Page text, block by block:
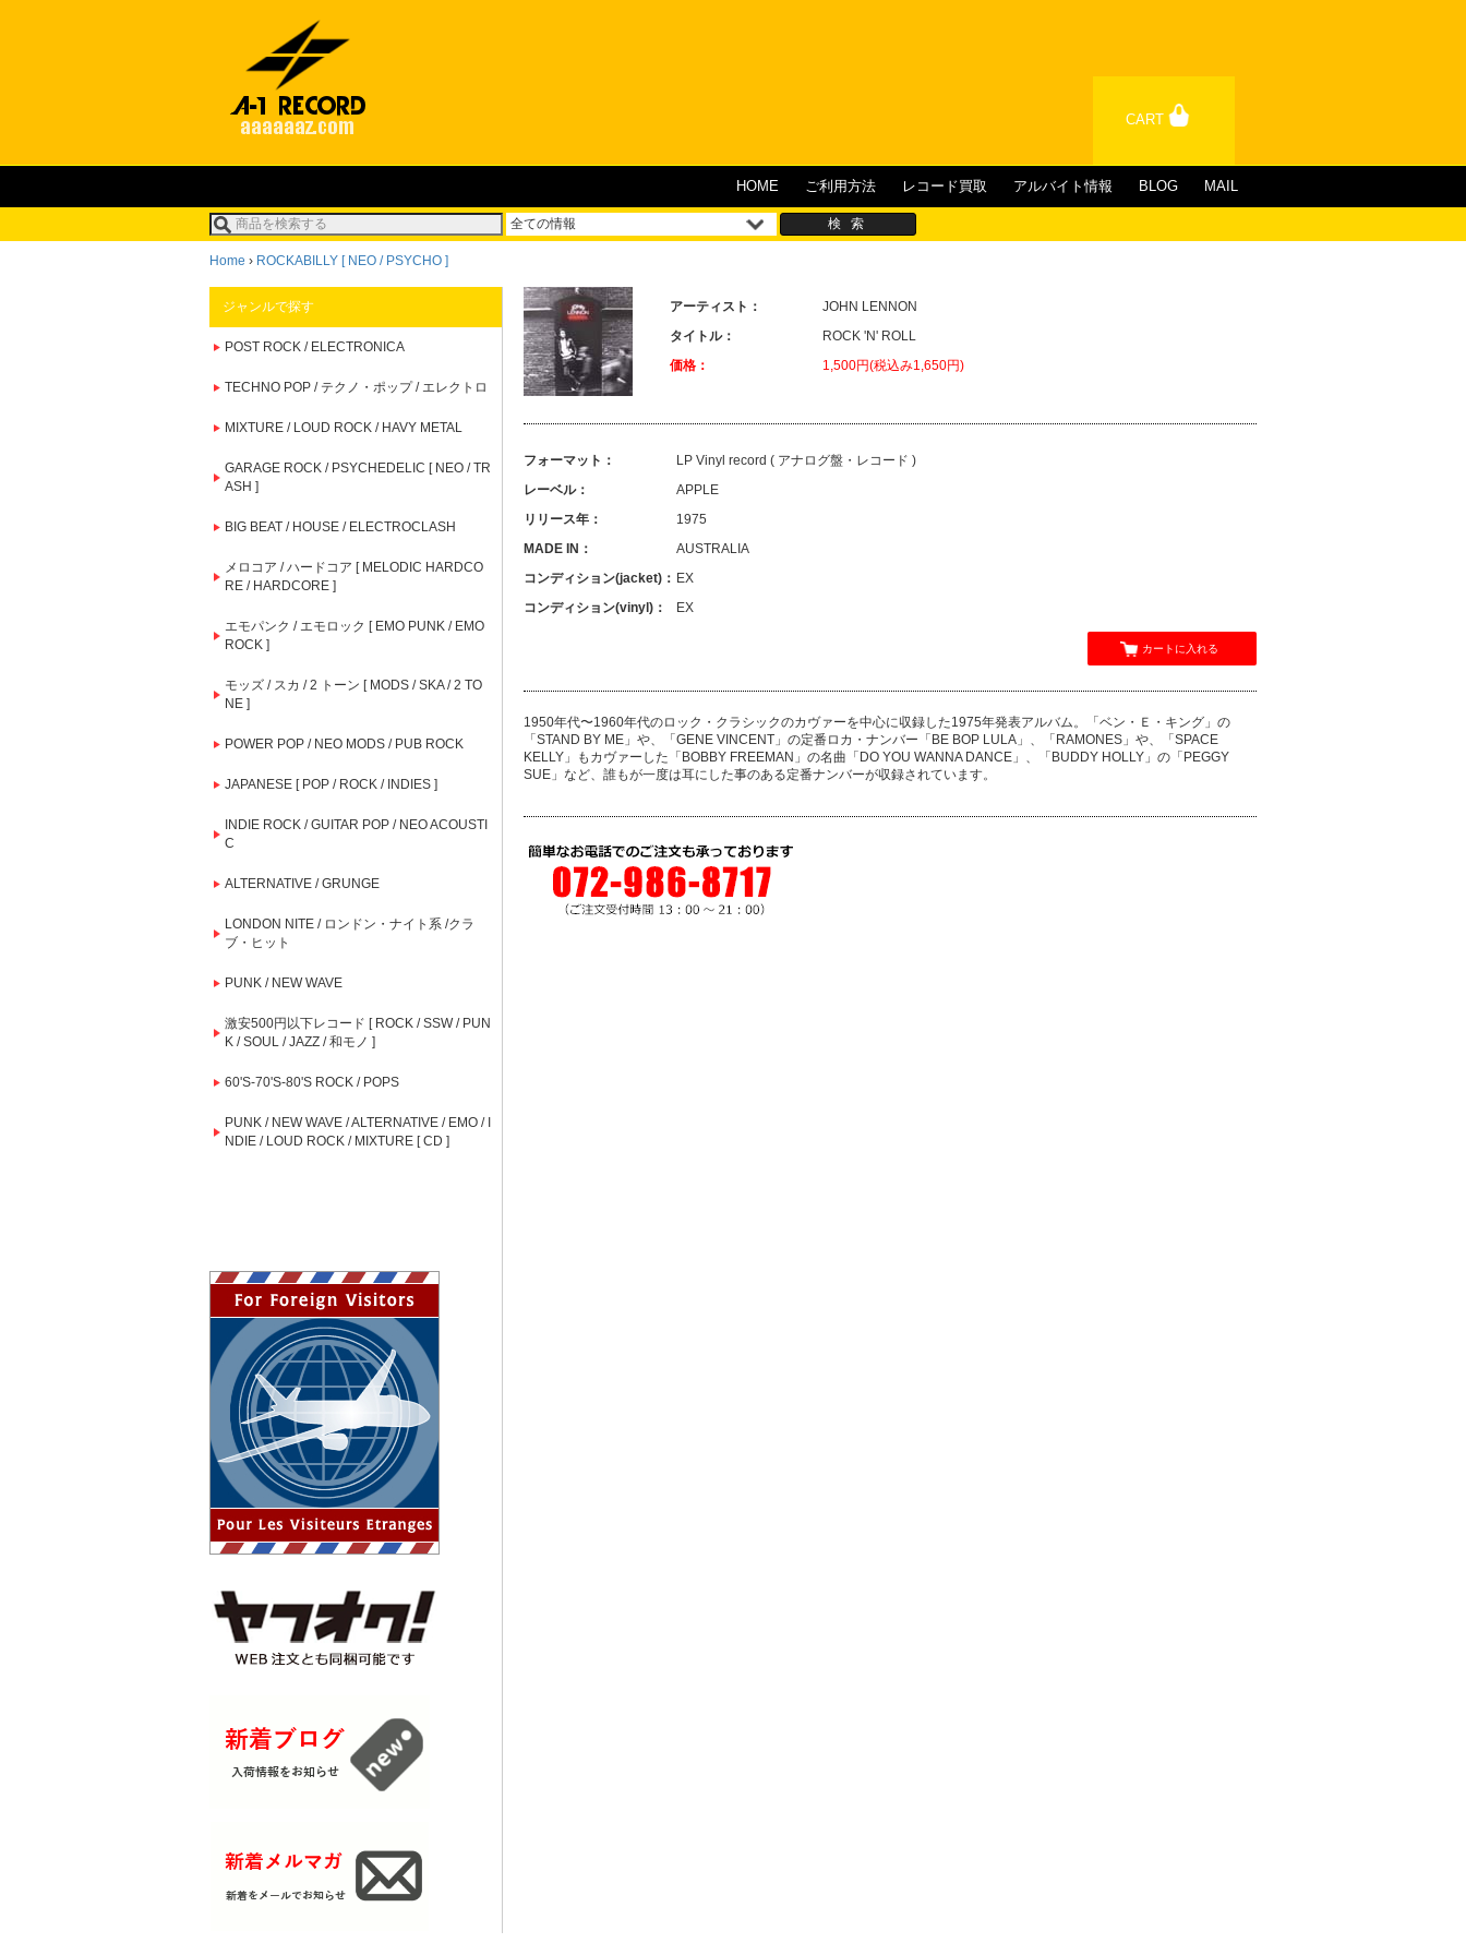
CART
HOME ご利用方法 レコード買取 アルバイト情報 BLOG MAIL
Home › ROCKABILLY [ NEO / PSYCHO ]
ジャンルで探す
POST ROCK / ELECTRONICA
TECHNO POP / テクノ・ポップ / エレクトロ
MIXTURE / LOUD ROCK / HAVY METAL
GARAGE ROCK / PSYCHEDELIC [ NEO / TR
ASH ]
BIG BEAT / HOUSE / ELECTROCLASH
メロコア / ハードコア [ MELODIC HARDCO
RE / HARDCORE ]
エモパンク / エモロック [ EMO PUNK / EMO
ROCK ]
モッズ / スカ / 2 トーン [ MODS / SKA / 2 TO
NE ]
POWER POP / NEO MODS / PUB ROCK
JAPANESE [ POP / ROCK / INDIES ]
INDIE ROCK / GUITAR POP / NEO ACOUSTI
C
ALTERNATIVE / GRUNGE
LONDON NITE / ロンドン・ナイト系 /クラ
ブ・ヒット
PUNK / NEW WAVE
激安500円以下レコード [ ROCK / SSW / PUN
K / SOUL / JAZZ / 和モノ ]
60'S-70'S-80'S ROCK / POPS
PUNK / NEW WAVE / ALTERNATIVE / EMO / I
NDIE / LOUD ROCK / MIXTURE [ CD ]
アーティスト：
JOHN LENNON
タイトル：
ROCK 'N' ROLL
価格：
1,500円(税込み1,650円)
フォーマット：
LP Vinyl record ( アナログ盤・レコード )
レーベル：
APPLE
リリース年：
1975
MADE IN：
AUSTRALIA
コンディション(jacket)： EX
コンディション(vinyl)：
EX
カートに入れる
1950年代〜1960年代のロック・クラシックのカヴァーを中心に収録した1975年発表アルバム。「ベン・Ｅ・キング」の
「STAND BY ME」や、「GENE VINCENT」の定番ロカ・ナンバー「BE BOP LULA」、「RAMONES」や、「SPACE
KELLY」もカヴァーした「BOBBY FREEMAN」の名曲「DO YOU WANNA DANCE」、「BUDDY HOLLY」の「PEGGY
SUE」など、誰もが一度は耳にした事のある定番ナンバーが収録されています。